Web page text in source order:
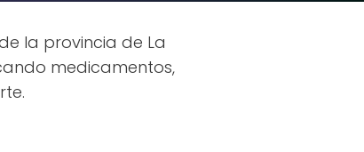
la provincia de La
medicamentos,